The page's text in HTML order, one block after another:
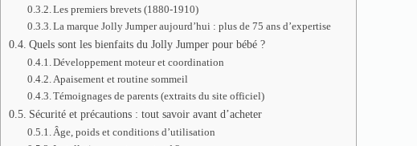
Les premiers brevets (1880-1910)
La marque Jolly Jumper aujourd’hui : plus de 75 ans d’expertise
Quels sont les bienfaits du Jolly Jumper pour bébé ?
Développement moteur et coordination
Apaisement et routine sommeil
Témoignages de parents (extraits du site officiel)
Sécurité et précautions : tout savoir avant d’acheter
Âge, poids et conditions d’utilisation